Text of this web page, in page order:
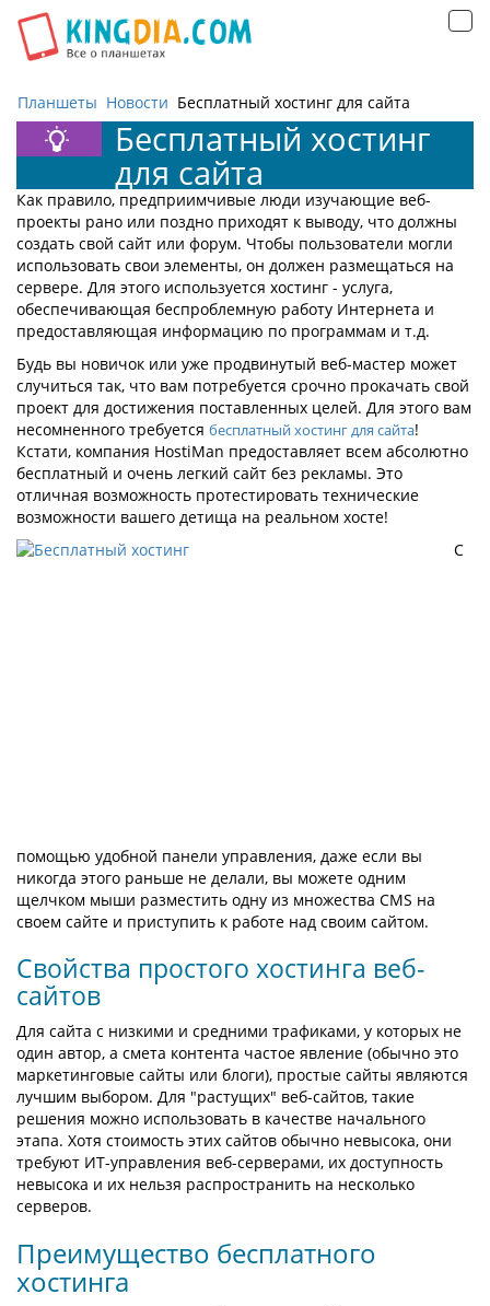
Планшеты Новости Бесплатный хостинг для сайта
Бесплатный хостинг
для сайта
Как правило, предприимчивые люди изучающие веб-
проекты рано или поздно приходят к выводу, что должны
создать свой сайт или форум. Чтобы пользователи могли
использовать свои элементы, он должен размещаться на
сервере. Для этого используется хостинг - услуга,
обеспечивающая беспроблемную работу Интернета и
предоставляющая информацию по программам и т.д.
Будь вы новичок или уже продвинутый веб-мастер может
случиться так, что вам потребуется срочно прокачать свой
проект для достижения поставленных целей. Для этого вам
несомненного требуется бесплатный хостинг для сайта!
Кстати, компания HostiMan предоставляет всем абсолютно
бесплатный и очень легкий сайт без рекламы. Это
отличная возможность протестировать технические
возможности вашего детища на реальном хосте!
С
помощью удобной панели управления, даже если вы
никогда этого раньше не делали, вы можете одним
щелчком мыши разместить одну из множества CMS на
своем сайте и приступить к работе над своим сайтом.
Свойства простого хостинга веб-
сайтов
Для сайта с низкими и средними трафиками, у которых не
один автор, а смета контента частое явление (обычно это
маркетинговые сайты или блоги), простые сайты являются
лучшим выбором. Для "растущих" веб-сайтов, такие
решения можно использовать в качестве начального
этапа. Хотя стоимость этих сайтов обычно невысока, они
требуют ИТ-управления веб-серверами, их доступность
невысока и их нельзя распространить на несколько
серверов.
Преимущество бесплатного
хостинга